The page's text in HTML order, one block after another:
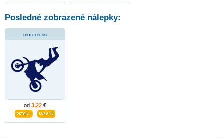
Posledné zobrazené nálepky:
motocross
od 3,22 €